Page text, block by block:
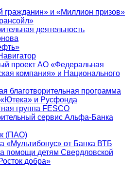
гражданин» и «Миллион призов»
деятельность
проект АО «Федеральная
компания» и Национального
благотворительная программа
и Русфонда
группа FESCO
сервис Альфа-Банка
(ПАО)
«Мультибонус» от Банка ВТБ
помощи детям Свердловской
добра»